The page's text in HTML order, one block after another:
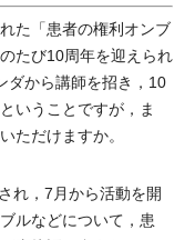
た「患者の権利オンブ
たび10周年を迎えられ
ダから講師を招き，10
いうことですが，ま
ただけますか。
れ，7月から活動を開
ルなどについて，患